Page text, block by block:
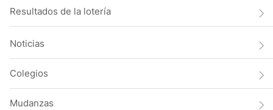
Resultados de la lotería
Noticias
Colegios
Mudanzas